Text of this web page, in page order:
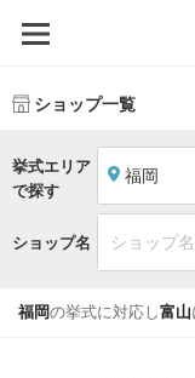
ショップ一覧
挙式エリア
で探す
福岡
ショップ名
福岡の挙式に対応し富山